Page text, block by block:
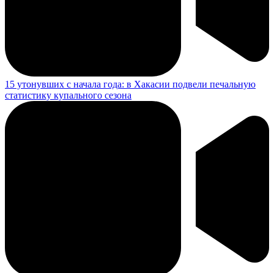
15 утонувших с начала года: в Хакасии подвели печальную
статистику купального сезона